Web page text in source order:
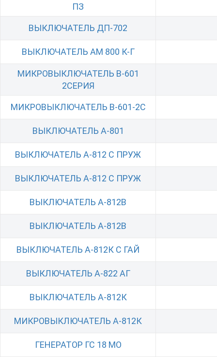
ПЗ
ВЫКЛЮЧАТЕЛЬ ДП-702
ВЫКЛЮЧАТЕЛЬ АМ 800 К-Г
МИКРОВЫКЛЮЧАТЕЛЬ В-601
2СЕРИЯ
МИКРОВЫКЛЮЧАТЕЛЬ В-601-2С
ВЫКЛЮЧАТЕЛЬ А-801
ВЫКЛЮЧАТЕЛЬ А-812 С ПРУЖ
ВЫКЛЮЧАТЕЛЬ А-812 С ПРУЖ
ВЫКЛЮЧАТЕЛЬ А-812В
ВЫКЛЮЧАТЕЛЬ А-812В
ВЫКЛЮЧАТЕЛЬ А-812К С ГАЙ
ВЫКЛЮЧАТЕЛЬ А-822 АГ
ВЫКЛЮЧАТЕЛЬ А-812К
МИКРОВЫКЛЮЧАТЕЛЬ А-812К
ГЕНЕРАТОР ГС 18 МО